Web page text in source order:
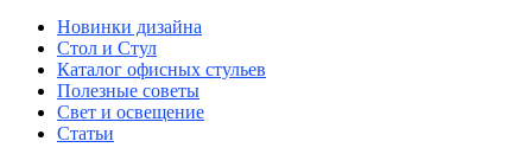
Новинки дизайна
Стол и Стул
Каталог офисных стульев
Полезные советы
Свет и освещение
Статьи